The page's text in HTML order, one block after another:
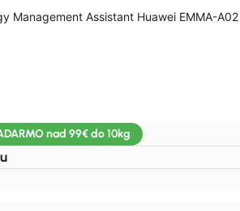
Management Assistant Huawei EMMA-A02